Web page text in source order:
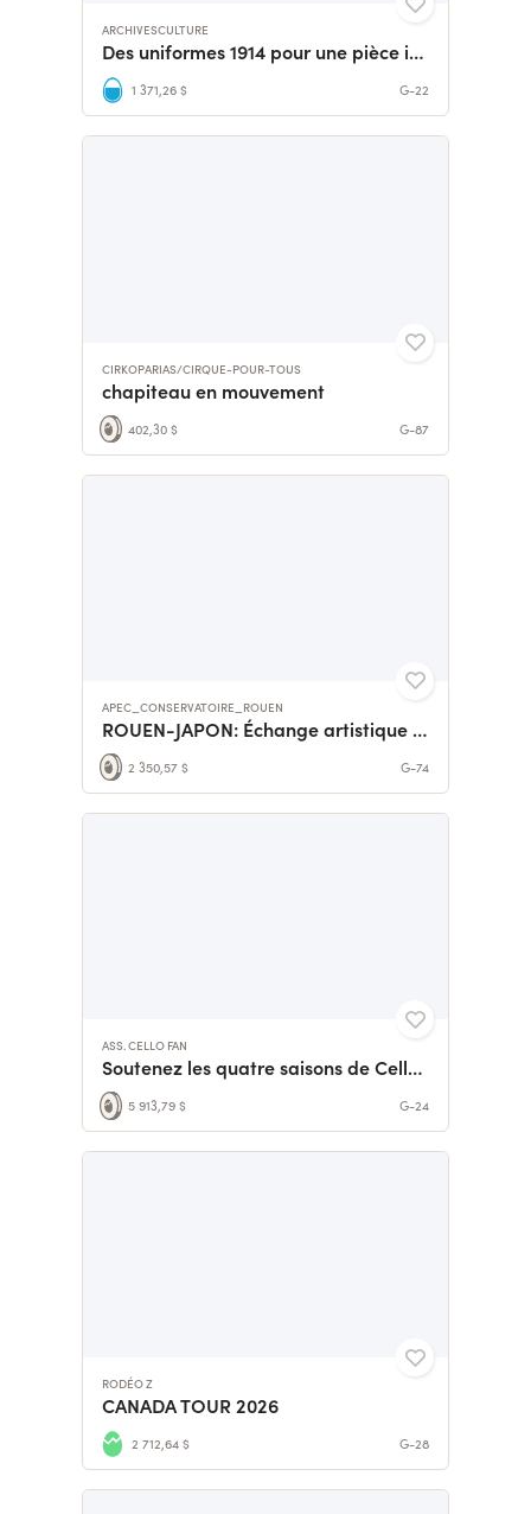
ARCHIVESCULTURE
Des uniformes 1914 pour une pièce intemporelle
1 371,26 $ G-22
CIRKOPARIAS/CIRQUE-POUR-TOUS
chapiteau en mouvement
402,30 $ G-87
APEC_CONSERVATOIRE_ROUEN
ROUEN-JAPON: Échange artistique des élèves du conservatoire
2 350,57 $ G-74
ASS. CELLO FAN
Soutenez les quatre saisons de Cello Fan
5 913,79 $ G-24
RODÉO Z
CANADA TOUR 2026
2 712,64 $ G-28